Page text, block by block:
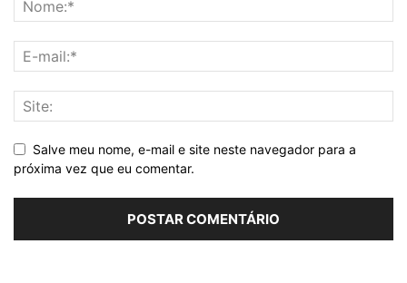
Salve meu nome, e-mail e site neste navegador para a
próxima vez que eu comentar.